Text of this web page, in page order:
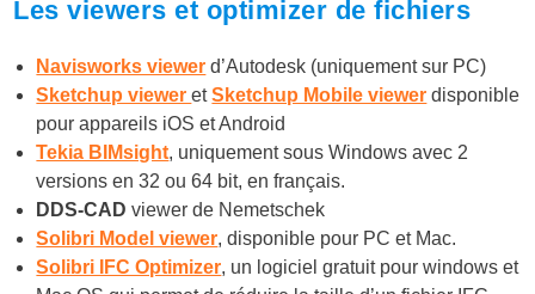
Les viewers et optimizer de fichiers
Navisworks viewer d’Autodesk (uniquement sur PC)
Sketchup vieweretSketchup Mobile viewer disponible
pour appareils iOS et Android
Tekia BIMsight, uniquement sous Windows avec 2
versions en 32 ou 64 bit, en français.
DDS-CAD viewer de Nemetschek
Solibri Model viewer, disponible pour PC et Mac.
Solibri IFC Optimizer, un logiciel gratuit pour windows et